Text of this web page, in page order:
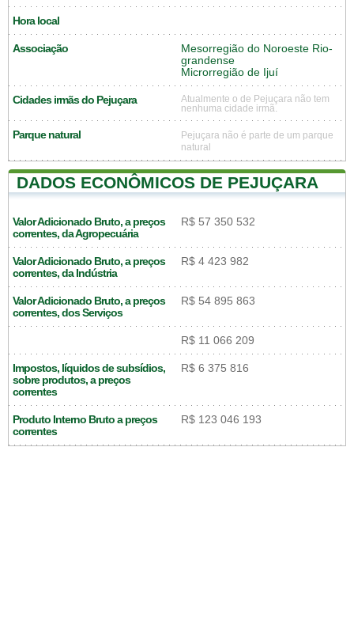
Hora local
Associação
Mesorregião do Noroeste Rio-
grandense
Microrregião de Ijuí
Cidades irmãs do Pejuçara
Atualmente o de Pejuçara não tem
nenhuma cidade irmã.
Parque natural
Pejuçara não é parte de um parque
natural
DADOS ECONÔMICOS DE PEJUÇARA
Valor Adicionado Bruto, a preços
correntes, da Agropecuária
R$ 57 350 532
Valor Adicionado Bruto, a preços
correntes, da Indústria
R$ 4 423 982
Valor Adicionado Bruto, a preços
correntes, dos Serviços
R$ 54 895 863
R$ 11 066 209
Impostos, líquidos de subsídios,
sobre produtos, a preços
correntes
R$ 6 375 816
Produto Interno Bruto a preços
correntes
R$ 123 046 193